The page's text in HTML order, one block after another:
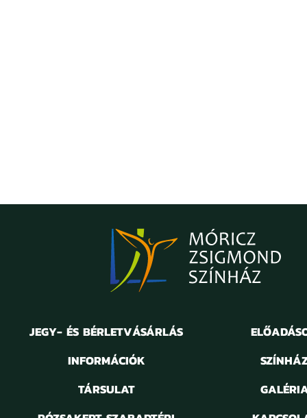
JEGY- ÉS BÉRLETVÁSÁRLÁS
INFORMÁCIÓK
TÁRSULAT